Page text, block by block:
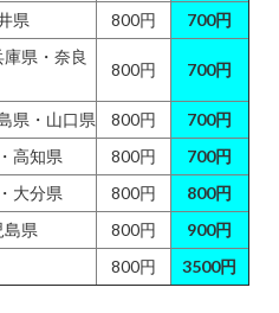
県
800円
700円
県・奈良
800円 700円
県・山口県 800円
700円
高知県
800円
700円
大分県
800円
800円
島県
800円
900円
800円 3500円